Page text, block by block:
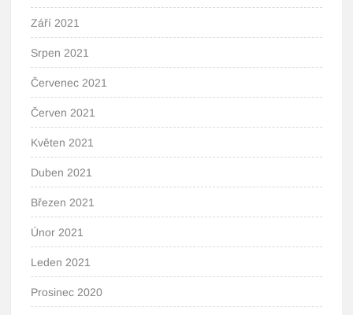
Září 2021
Srpen 2021
Červenec 2021
Červen 2021
Květen 2021
Duben 2021
Březen 2021
Únor 2021
Leden 2021
Prosinec 2020